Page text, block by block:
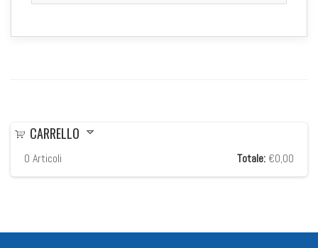
CARRELLO
0 Articoli Totale: €0,00